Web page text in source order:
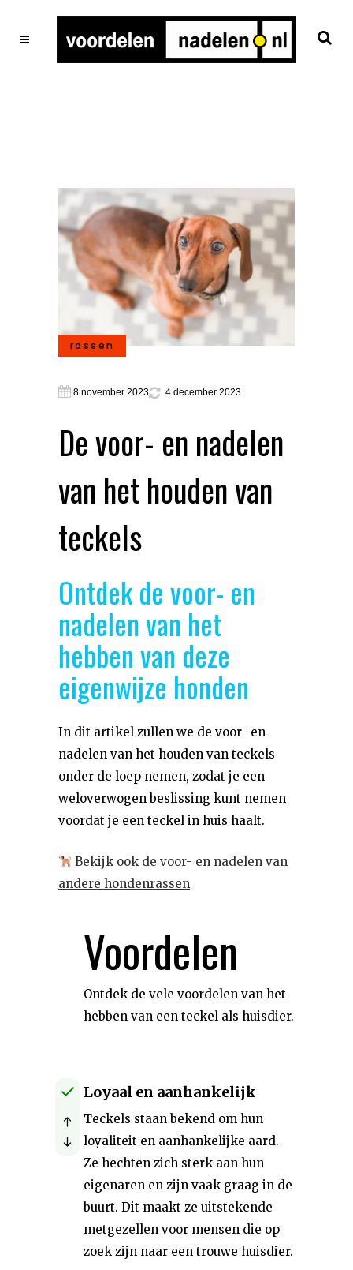
rassen
8 november 2023 4 december 2023
De voor- en nadelen
van het houden van
teckels
Ontdek de voor- en
nadelen van het
hebben van deze
eigenwijze honden
In dit artikel zullen we de voor- en
nadelen van het houden van teckels
onder de loep nemen, zodat je een
weloverwogen beslissing kunt nemen
voordat je een teckel in huis haalt.
Bekijk ook de voor- en nadelen van
andere hondenrassen
Voordelen
Ontdek de vele voordelen van het
hebben van een teckel als huisdier.
Loyaal en aanhankelijk
Teckels staan bekend om hun
loyaliteit en aanhankelijke aard.
Ze hechten zich sterk aan hun
eigenaren en zijn vaak graag in de
buurt. Dit maakt ze uitstekende
metgezellen voor mensen die op
zoek zijn naar een trouwe huisdier.